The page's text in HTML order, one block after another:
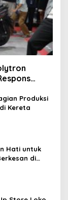
Produksi
Kereta
Hati untuk
di